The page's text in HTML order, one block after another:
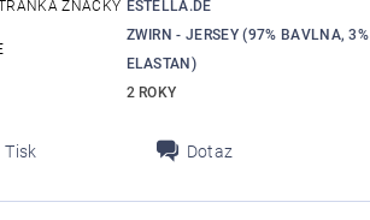
ZNAČKY ESTELLA.DE
ZWIRN - JERSEY (97% BAVLNA, 3%
ELASTAN)
2 ROKY
Tisk Dotaz